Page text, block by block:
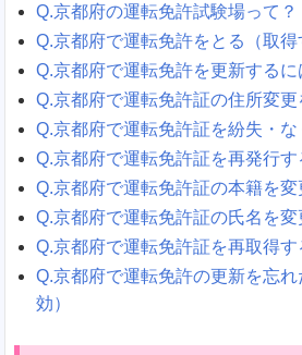
Q.京都府の運転免許試験場って？
Q.京都府で運転免許をとる（取得
Q.京都府で運転免許を更新するに
Q.京都府で運転免許証の住所変更
Q.京都府で運転免許証を紛失・な
Q.京都府で運転免許証を再発行す
Q.京都府で運転免許証の本籍を変
Q.京都府で運転免許証の氏名を変
Q.京都府で運転免許証を再取得す
Q.京都府で運転免許の更新を忘
効）